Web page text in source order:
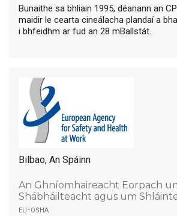
Bunaithe sa bhliain 1995, déanann an
maidir le cearta cineálacha plandaí a
i bhfeidhm ar fud an 28 mBallstát.
Bilbao, An Spáinn
An Ghníomhaireacht Eorpach
Shábháilteacht agus um
eu-osha